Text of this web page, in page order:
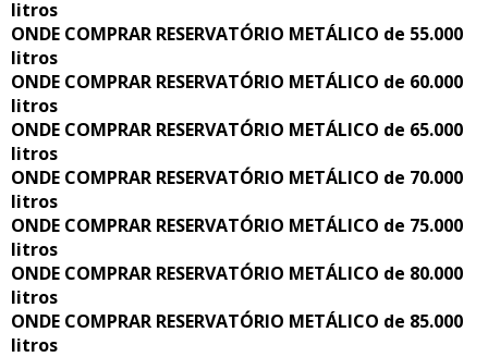
litros
ONDE COMPRAR RESERVATÓRIO METÁLICO de 55.000
litros
ONDE COMPRAR RESERVATÓRIO METÁLICO de 60.000
litros
ONDE COMPRAR RESERVATÓRIO METÁLICO de 65.000
litros
ONDE COMPRAR RESERVATÓRIO METÁLICO de 70.000
litros
ONDE COMPRAR RESERVATÓRIO METÁLICO de 75.000
litros
ONDE COMPRAR RESERVATÓRIO METÁLICO de 80.000
litros
ONDE COMPRAR RESERVATÓRIO METÁLICO de 85.000
litros